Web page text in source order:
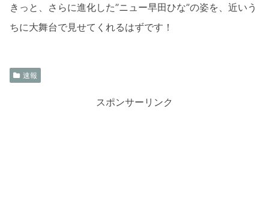
きっと、さらに進化した”ニュー早田ひな”の姿を、近いう
ちに大舞台で見せてくれるはずです！
速報
スポンサーリンク